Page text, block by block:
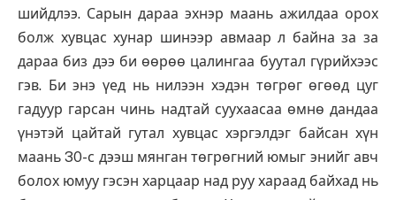
шийдлээ. Сарын дараа эхнэр маань ажилдаа орох
болж хувцас хунар шинээр авмаар л байна за за
дараа биз дээ би өөрөө цалингаа буутал гүрийхээс
гэв. Би энэ үед нь нилээн хэдэн төгрөг өгөөд цуг
гадуур гарсан чинь надтай суухаасаа өмнө дандаа
үнэтэй цайтай гутал хувцас хэргэлдэг байсан хүн
маань 30-с дээш мянган төгрөгний юмыг энийг авч
болох юмуу гэсэн харцаар над руу хараад байхад нь